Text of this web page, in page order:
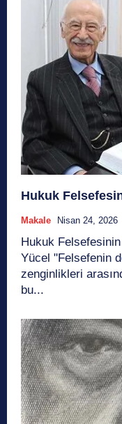
Hukuk
Makale Nisan 24, 2026
Hukuk
Yücel "Felsefenin
zenginlikleri
bu...